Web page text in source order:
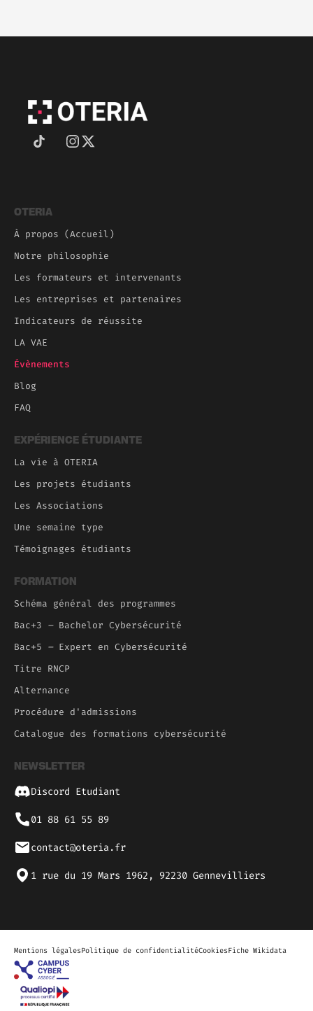
OTERIA
À propos (Accueil)
Notre philosophie
Les formateurs et intervenants
Les entreprises et partenaires
Indicateurs de réussite
LA VAE
Évènements
Blog
FAQ
EXPÉRIENCE ÉTUDIANTE
La vie à OTERIA
Les projets étudiants
Les Associations
Une semaine type
Témoignages étudiants
FORMATION
Schéma général des programmes
Bac+3 –Bachelor Cybersécurité
Bac+5 –Expert en Cybersécurité
Titre RNCP
Alternance
Procédure d'admissions
Catalogue des formations cybersécurité
NEWSLETTER
Discord Etudiant
01 88 61 55 89
contact@oteria.fr
1 rue du 19 Mars 1962, 92230 Gennevilliers
Mentions légalesPolitique de confidentialitéCookiesFiche Wikidata